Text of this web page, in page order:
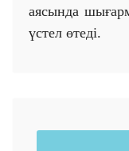
аясында
үстел өтеді.